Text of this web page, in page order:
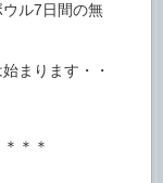
ウル7日間の無
まります・・
＊＊